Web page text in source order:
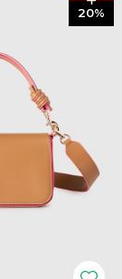
20%